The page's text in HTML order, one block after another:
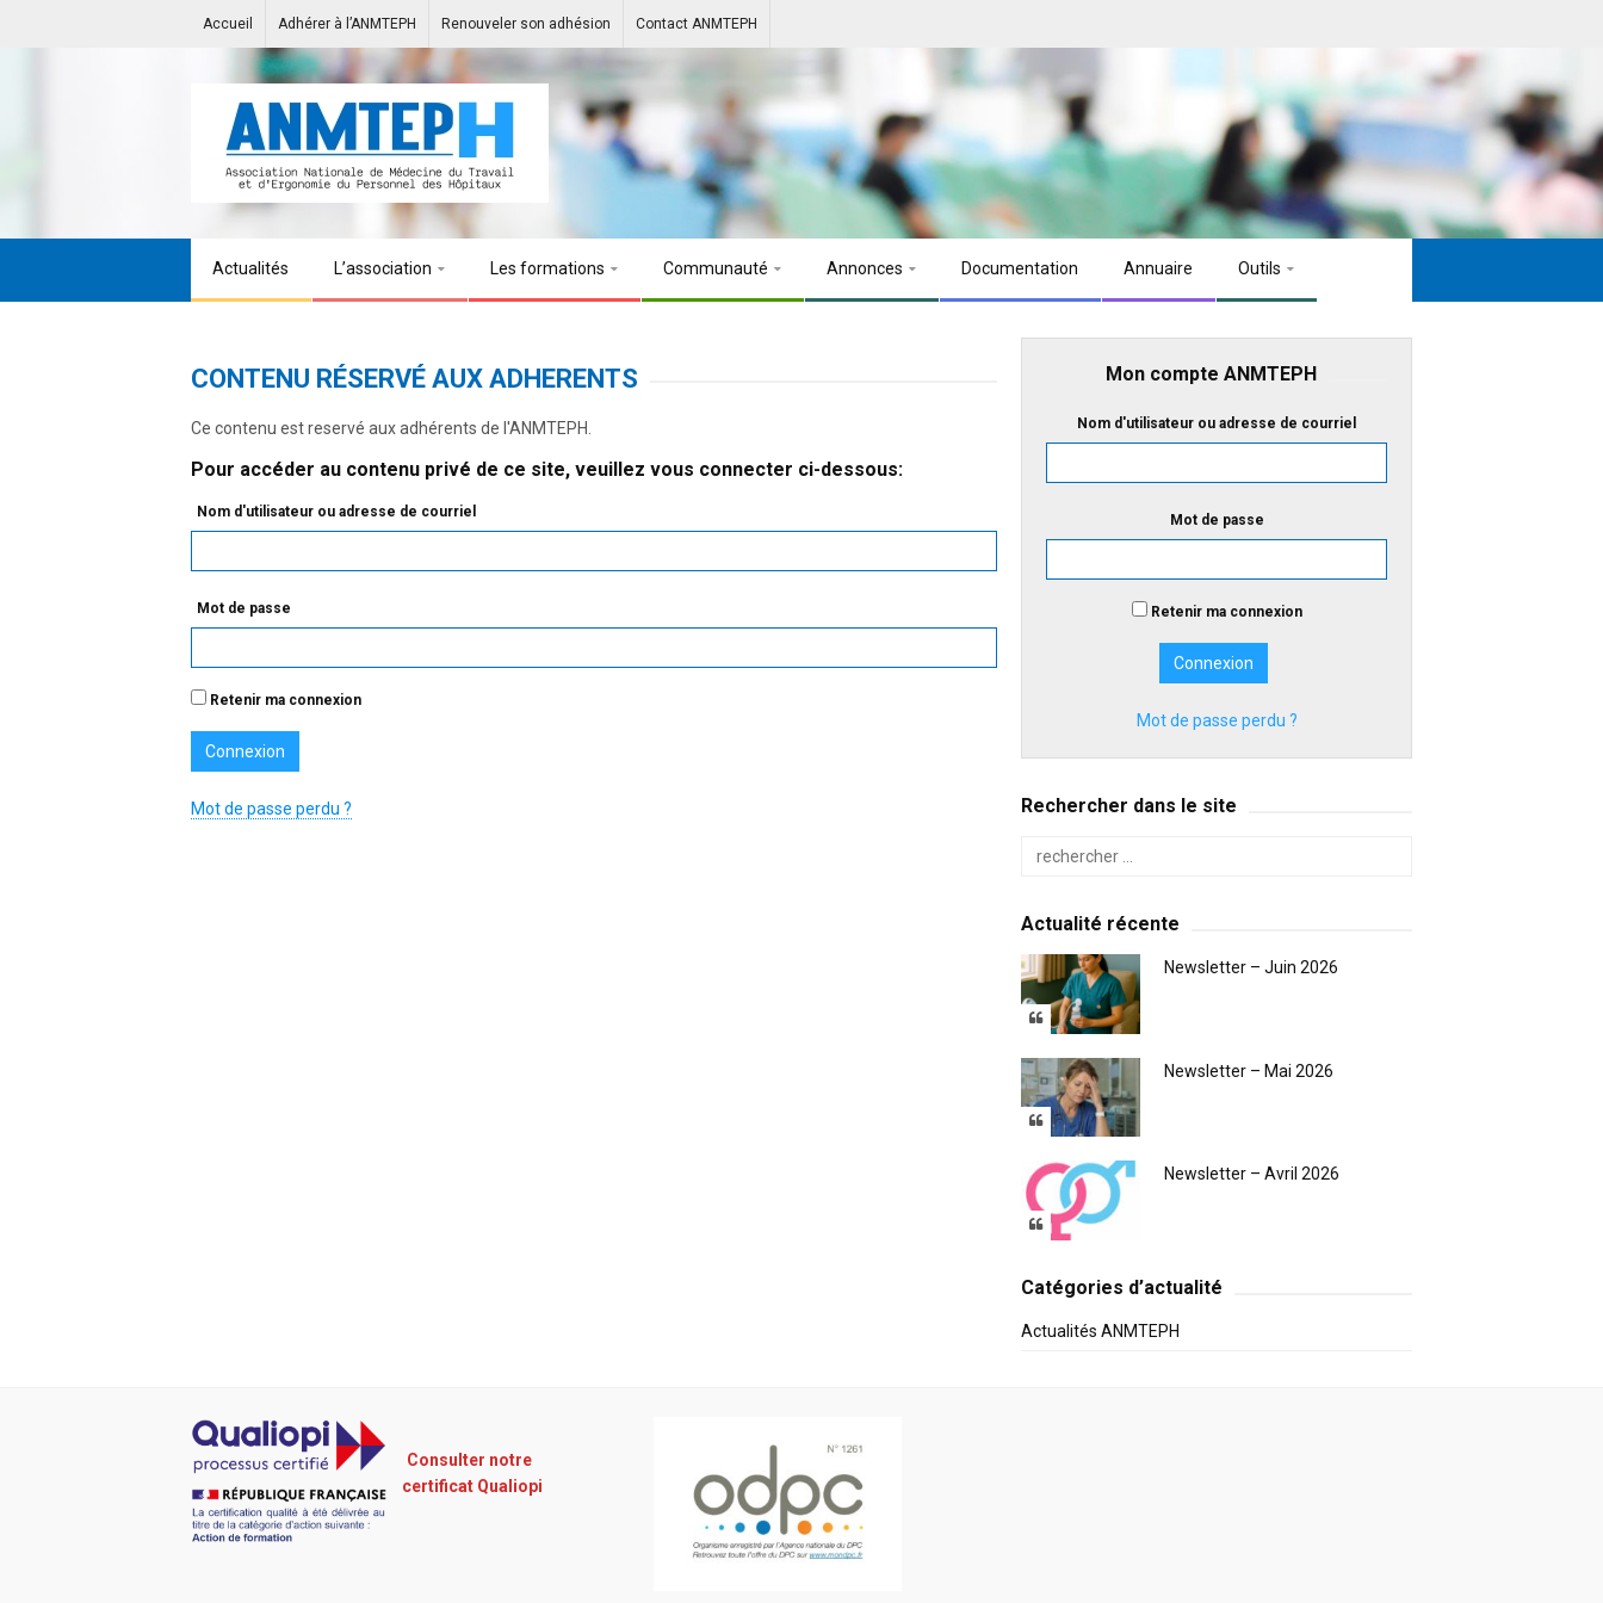
Accueil Adhérer à l’ANMTEPH Renouveler son adhésion Contact ANMTEPH
Actualités L’association Les formations Communauté Annonces Documentation Annuaire Outils
CONTENU RÉSERVÉ AUX ADHERENTS
Ce contenu est reservé aux adhérents de l'ANMTEPH.
Pour accéder au contenu privé de ce site, veuillez vous connecter ci-dessous:
Nom d'utilisateur ou adresse de courriel
Mot de passe
Retenir ma connexion
Mot de passe perdu ?
Mon compte ANMTEPH
Nom d'utilisateur ou adresse de courriel
Mot de passe
Retenir ma connexion
Mot de passe perdu ?
Rechercher dans le site
Actualité récente
Newsletter – Juin 2026
Newsletter – Mai 2026
Newsletter – Avril 2026
Catégories d’actualité
Actualités ANMTEPH
Consulter notre
certificat Qualiopi